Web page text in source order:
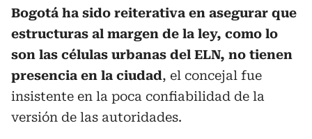
Bogotá ha sido reiterativa en asegurar que
estructuras al margen de la ley, como lo
son las células urbanas del ELN, no tienen
presencia en la ciudad, el concejal fue
insistente en la poca confiabilidad de la
versión de las autoridades.